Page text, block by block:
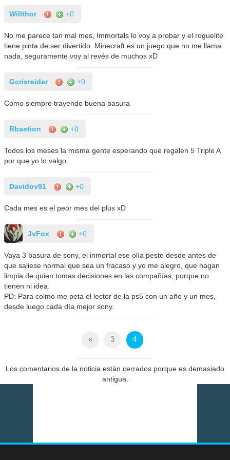
Willthor +0
No me parece tan mal mes, Immortals lo voy a probar y el roguelite
tiene pinta de ser divertido. Minecraft es un juego que no me llama
nada, seguramente voy al revés de muchos xD
Gcrisreider +0
Como siempre trayendo buena basura
Rbastion +0
Todos los meses la misma gente esperando que regalen 5 Triple A
por que yo lo valgo.
Davidov91 +0
Cada mes es el peor mes del plus xD
JvFox +0
Vaya 3 basura de sony, el inmortal ese olía peste desde antes de
que saliese normal que sea un fracaso y yo me alegro, que hagan
limpia de quien tomas decisiones en las compañías, porque no
tienen ni idea.
PD: Para colmo me peta el lector de la ps5 con un año y un mes,
desde luego cada día mejor sony.
« 3 4
Los comentarios de la noticia están cerrados porque es demasiado
antigua.